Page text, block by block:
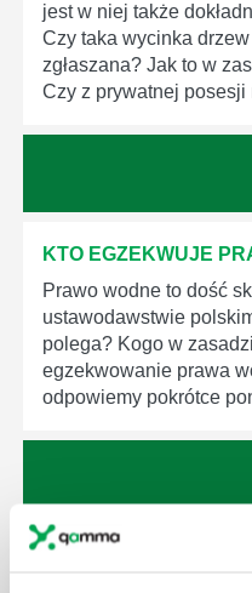
jest w niej także
Czy taka wycinka
zgłaszana? Jak to w
Czy z prywatnej
KTO EGZEKWUJE
Prawo wodne to dość
ustawodawstwie
polega? Kogo w
egzekwowanie prawa
odpowiemy pokrótce